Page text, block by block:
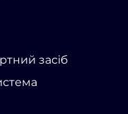
засіб